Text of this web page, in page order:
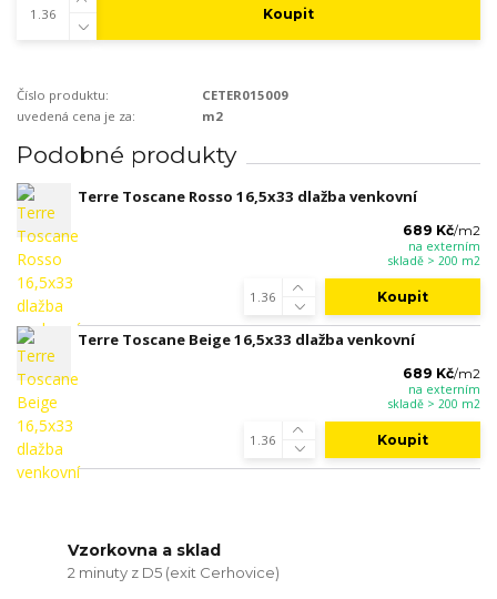
Koupit
Číslo produktu:
CETER015009
uvedená cena je za:
m2
Podobné produkty
Terre Toscane Rosso 16,5x33 dlažba venkovní
689 Kč/m2
na externím
skladě > 200 m2
Koupit
Terre Toscane Beige 16,5x33 dlažba venkovní
689 Kč/m2
na externím
skladě > 200 m2
Koupit
Vzorkovna a sklad
2 minuty z D5 (exit Cerhovice)